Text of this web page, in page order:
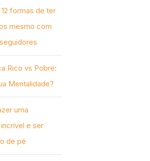
formas de ter
mesmo com
Rico vs Pobre:
Mentalidade?
uma
e ser
de pé